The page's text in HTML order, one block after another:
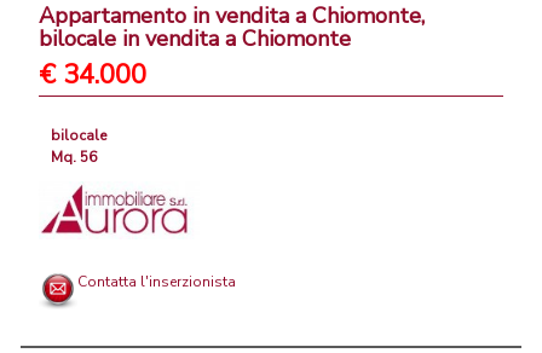
Appartamento in vendita a Chiomonte,
bilocale in vendita a Chiomonte
€ 34.000
bilocale
Mq. 56
Contatta l'inserzionista